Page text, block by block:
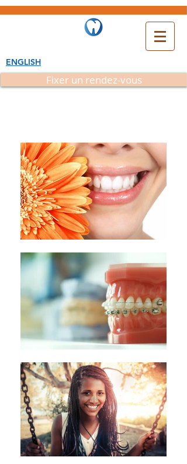
ENGLISH
Fixer un rendez-vous